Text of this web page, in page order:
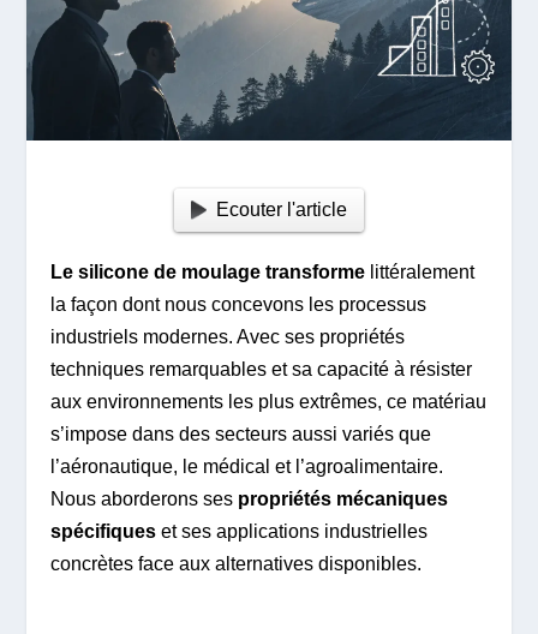
Ecouter l'article
Le silicone de moulage transforme littéralement
la façon dont nous concevons les processus
industriels modernes. Avec ses propriétés
techniques remarquables et sa capacité à résister
aux environnements les plus extrêmes, ce matériau
s’impose dans des secteurs aussi variés que
l’aéronautique, le médical et l’agroalimentaire.
Nous aborderons ses propriétés mécaniques
spécifiques et ses applications industrielles
concrètes face aux alternatives disponibles.